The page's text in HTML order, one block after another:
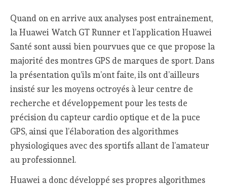
Quand on en arrive aux analyses post entrainement,
la Huawei Watch GT Runner et l’application Huawei
Santé sont aussi bien pourvues que ce que propose la
majorité des montres GPS de marques de sport. Dans
la présentation qu’ils m’ont faite, ils ont d’ailleurs
insisté sur les moyens octroyés à leur centre de
recherche et développement pour les tests de
précision du capteur cardio optique et de la puce
GPS, ainsi que l’élaboration des algorithmes
physiologiques avec des sportifs allant de l’amateur
au professionnel.
Huawei a donc développé ses propres algorithmes